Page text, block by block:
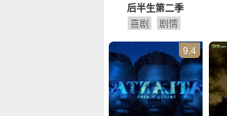
后半生第二季
喜剧 剧情
9.4